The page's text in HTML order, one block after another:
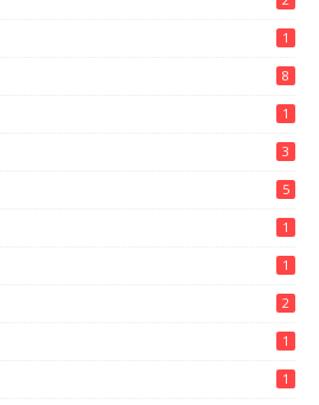
1
8
1
3
5
1
1
2
1
1